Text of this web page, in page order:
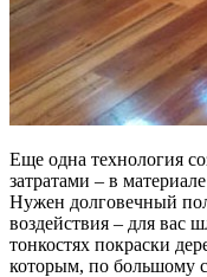
Еще одна технология
затратами – в
Нужен долговечный
воздействия – для вас
тонкостях покраски
которым, по большому